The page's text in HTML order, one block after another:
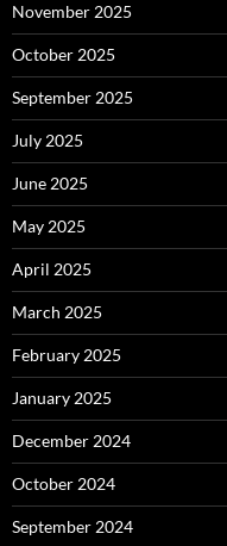
November 2025
October 2025
September 2025
July 2025
June 2025
May 2025
April 2025
March 2025
February 2025
January 2025
December 2024
October 2024
September 2024